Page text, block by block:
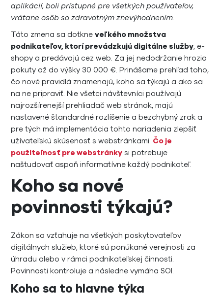
aplikácií, boli prístupné pre všetkých používateľov,
vrátane osôb so zdravotným znevýhodnením.
Táto zmena sa dotkneveľkého množstva
podnikateľov, ktorí prevádzkujú digitálne služby, e-
shopy a predávajú cez web. Za jej nedodržanie hrozia
pokuty až do výšky 30 000 €. Prinášame prehľad toho,
čo nové pravidlá znamenajú, koho sa týkajú a ako sa
na ne pripraviť. Nie všetci návštevníci používajú
najrozšírenejší prehliadač web stránok, majú
nastavené štandardné rozlíšenie a bezchybný zrak a
pre tých má implementácia tohto nariadenia zlepšiť
užívateľskú skúsenosť s webstránkami. Čo je
použiteľnosť pre webstránky si potrebuje
naštudovať aspoň informatívne každý podnikateľ.
Koho sa nové
povinnosti týkajú?
Zákon sa vzťahuje na všetkých poskytovateľov
digitálnych služieb, ktoré sú ponúkané verejnosti za
úhradu alebo v rámci podnikateľskej činnosti.
Povinnosti kontroluje a následne vymáha SOI.
Koho sa to hlavne týka